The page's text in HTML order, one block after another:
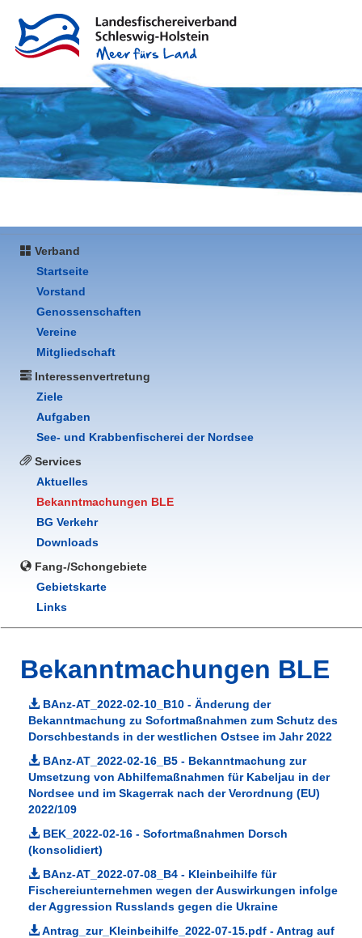
Verband
Startseite
Vorstand
Genossenschaften
Vereine
Mitgliedschaft
Interessenvertretung
Ziele
Aufgaben
See- und Krabbenfischerei der Nordsee
Services
Aktuelles
Bekanntmachungen BLE
BG Verkehr
Downloads
Fang-/Schongebiete
Gebietskarte
Links
Bekanntmachungen BLE
BAnz-AT_2022-02-10_B10 - Änderung der
Bekanntmachung zu Sofortmaßnahmen zum Schutz des
Dorschbestands in der westlichen Ostsee im Jahr 2022
BAnz-AT_2022-02-16_B5 - Bekanntmachung zur
Umsetzung von Abhilfemaßnahmen für Kabeljau in der
Nordsee und im Skagerrak nach der Verordnung (EU)
2022/109
BEK_2022-02-16 - Sofortmaßnahmen Dorsch
(konsolidiert)
BAnz-AT_2022-07-08_B4 - Kleinbeihilfe für
Fischereiunternehmen wegen der Auswirkungen infolge
der Aggression Russlands gegen die Ukraine
Antrag_zur_Kleinbeihilfe_2022-07-15.pdf - Antrag auf